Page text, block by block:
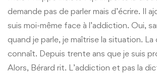
demande pas de parler mais d’écrire. Il
suis moi-même face à l’addiction. Oui,
quand je parle, je maîtrise la situation.
connaît. Depuis trente ans que je suis
Alors, Bérard rit. L’addiction et pas la